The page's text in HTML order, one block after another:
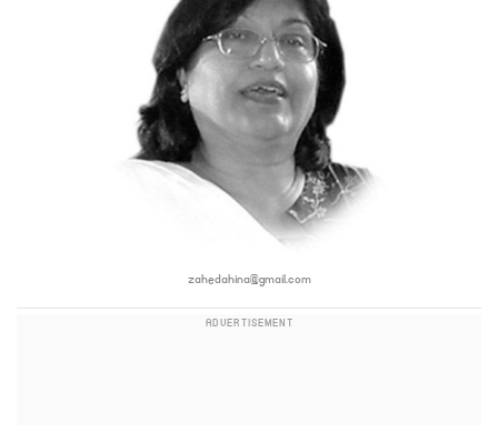
zahedahina@gmail.com